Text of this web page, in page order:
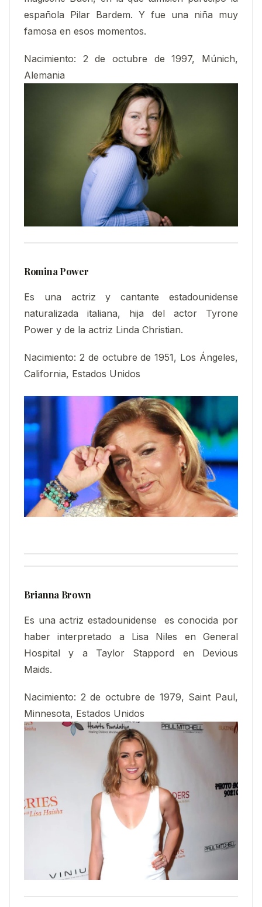
española Pilar Bardem. Y fue una niña muy
famosa en esos momentos.
Nacimiento:
2 de octubre de 1997, Múnich,
Alemania
Romina Power
Es una actriz y cantante estadounidense
naturalizada italiana, hija del actor Tyrone
Power y de la actriz Linda Christian.
Nacimiento: 2 de octubre de 1951, Los Ángeles,
California, Estados Unidos
Brianna Brown
Es una actriz estadounidense es conocida por
haber interpretado a Lisa Niles en General
Hospital y a Taylor Stappord en Devious
Maids.
Nacimiento: 2 de octubre de 1979, Saint Paul,
Minnesota, Estados Unidos